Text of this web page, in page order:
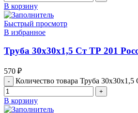
В корзину
Быстрый просмотр
В избранное
Труба 30х30х1,5 Ст ТР 201
570 ₽
Количество товара Труба
В корзину